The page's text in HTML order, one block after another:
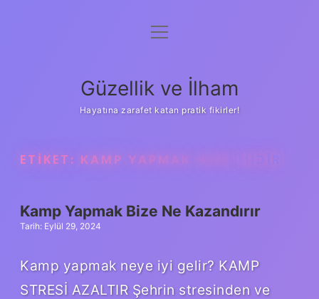
Anasayfa
Yasal Uyarı
menüyü
Güzellik ve İlham
Hayatına zarafet katan pratik fikirler!
ETIKET: KAMP YAPMAK HOBI MIDIR
Kamp Yapmak Bize Ne Kazandırır
Tarih: Eylül 29, 2024
Kamp yapmak neye iyi gelir? KAMP
STRESİ AZALTIR Şehrin stresinden ve